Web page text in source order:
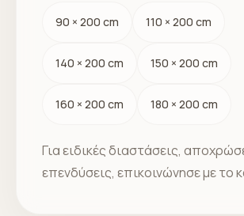
90 × 200 cm 110 × 200 cm
140 × 200 cm 150 × 200 cm
160 × 200 cm 180 × 200 cm
Για ειδικές διαστάσεις,
επενδύσεις, επικοινώνησε με το